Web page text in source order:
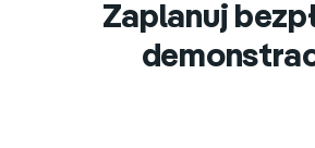
Zaplanuj